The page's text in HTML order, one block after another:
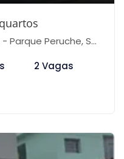
Peruche, São Paulo-SP
2 Vagas